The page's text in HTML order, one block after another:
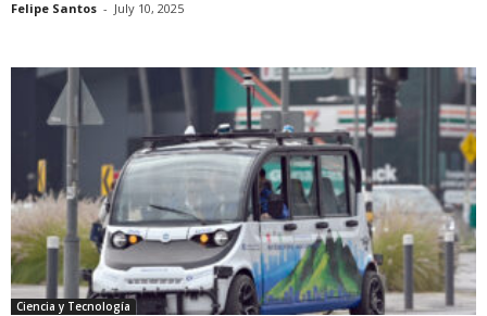
Felipe Santos - July 10, 2025
Ciencia y Tecnología